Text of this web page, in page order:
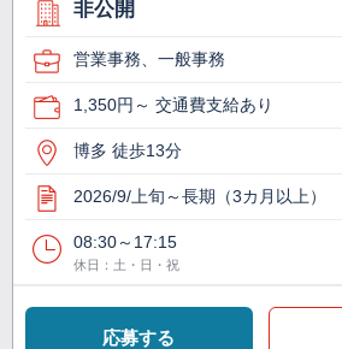
非公開
営業事務、一般事務
1,350円～ 交通費支給あり
博多 徒歩13分
2026/9/上旬～長期（3カ月以上）
08:30～17:15
休日：土・日・祝
応募する